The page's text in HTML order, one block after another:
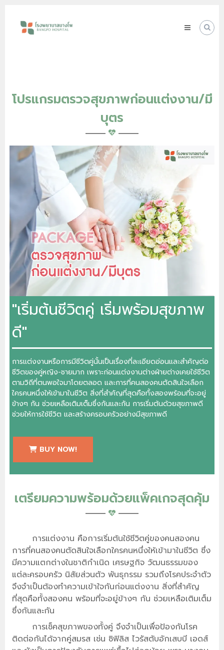
contentพยาบาล
โปรแกรมตรวจสุขภาพก่อนแต่งงาน/มี
บุตร
"เริ่มต้นชีวิตคู่ เริ่มพร้อมสุขภาพ
ดี"
การแต่งงานหรือการมีชีวิตคู่นั้นเป็นเรื่องที่ละเอียดอ่อนและสำคัญต่อ
ชีวิตของคู่หญิง-ชายมาก เพราะก่อนแต่งงานต่างฝ่ายต่างเคยใช้ชีวิต
ตามวิถีที่ตนพอใจมาโดยตลอด และการที่คนสองคนตัดสินใจเลือก
ใครคนหนึ่งให้เข้ามาในชีวิต สิ่งที่สำคัญที่สุดคือทั้งสองพร้อมที่จะอยู่
ข้างๆ กัน ช่วยเหลือเติมเต็มซึ่งกันและกัน การเริ่มต้นด้วยสุขภาพดี
ช่วยให้การใช้ชีวิต และสร้างครอบครัวอย่างมีสุขภาพดี
BUY NOW!
เตรียมความพร้อมด้วยแพ็คเกจสุดคุ้ม
การแต่งงาน คือการเริ่มต้นใช้ชีวิตคู่ของคนสองคน
การที่คนสองคนตัดสินใจเลือกใครคนหนึ่งให้เข้ามาในชีวิต ซึ่ง
มีความแตกต่างในชาติกำเนิด เศรษฐกิจ วัฒนธรรมของ
แต่ละครอบครัว นิสัยส่วนตัว พันธุกรรม รวมถึงโรคประจำตัว
จึงจำเป็นต้องทำความเข้าใจกันก่อนแต่งงาน สิ่งที่สำคัญ
ที่สุดคือทั้งสองคน พร้อมที่จะอยู่ข้างๆ กัน ช่วยเหลือเติมเต็ม
ซึ่งกันและกัน
การเช็คสุขภาพของทั้งคู่ จึงจำเป็นเพื่อป้องกันโรค
ติดต่อกันได้จากคู่สมรส เช่น ซิฟิลิส ไวรัสตับอักเสบบี เอดส์